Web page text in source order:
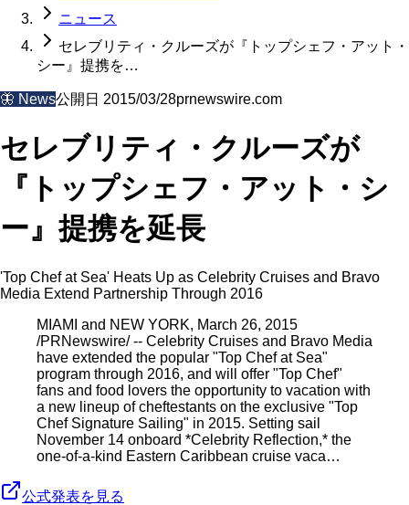
ニュース
セレブリティ・クルーズが『トップシェフ・アット・
シー』提携を…
🦋 News公開日 2015/03/28prnewswire.com
セレブリティ・クルーズが
『トップシェフ・アット・シ
ー』提携を延長
'Top Chef at Sea' Heats Up as Celebrity Cruises and Bravo
Media Extend Partnership Through 2016
MIAMI and NEW YORK, March 26, 2015
/PRNewswire/ -- Celebrity Cruises and Bravo Media
have extended the popular "Top Chef at Sea"
program through 2016, and will offer "Top Chef"
fans and food lovers the opportunity to vacation with
a new lineup of cheftestants on the exclusive "Top
Chef Signature Sailing" in 2015. Setting sail
November 14 onboard *Celebrity Reflection,* the
one-of-a-kind Eastern Caribbean cruise vaca…
公式発表を見る